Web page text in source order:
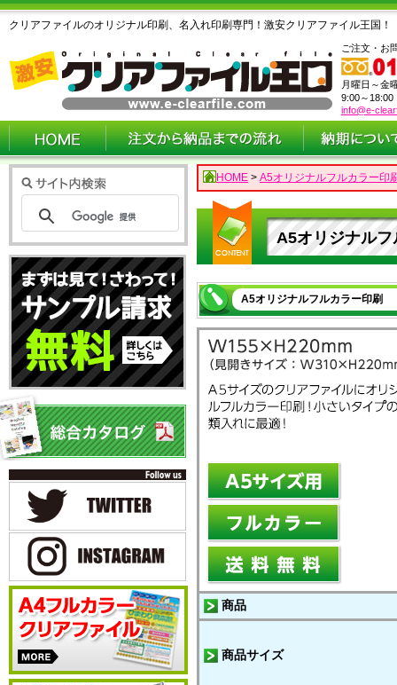
クリアファイルのオリジナル印刷、名入れ印刷専門！激安クリアファイル王国！
ご注文・お
月曜日～金
9:00～18:00
info@e-
HOME > A5オリジナルフルカラー印
A5オリジナル
A5オリジナルフルカラー印刷
商品
商品サイズ